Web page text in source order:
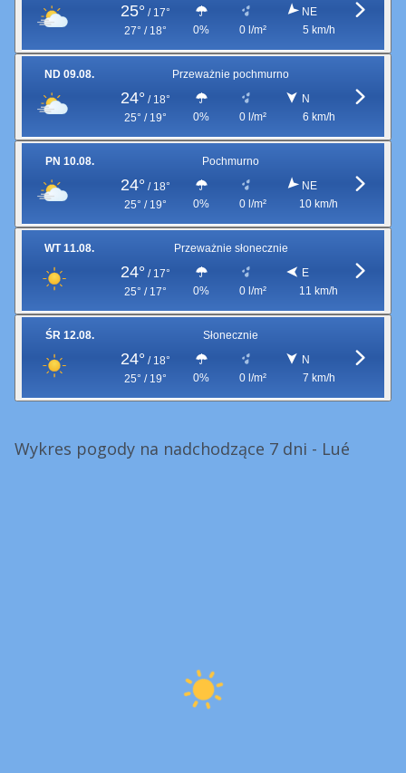
25° / 17°
27° / 18°
0% 0 l/m²
NE
5 km/h
ND 09.08. Przeważnie pochmurno
24° / 18°
25° / 19°
0% 0 l/m²
N
6 km/h
PN 10.08. Pochmurno
24° / 18°
25° / 19°
0% 0 l/m²
NE
10 km/h
WT 11.08. Przeważnie słonecznie
24° / 17°
25° / 17°
0% 0 l/m²
E
11 km/h
ŚR 12.08. Słonecznie
24° / 18°
25° / 19°
0% 0 l/m²
N
7 km/h
Wykres pogody na nadchodzące 7 dni - Lué